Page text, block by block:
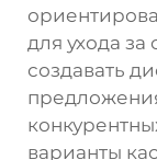
для ухода
создавать
варианты